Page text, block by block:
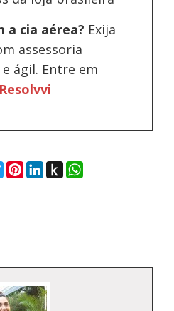
a cia aérea? Exija
assessoria
ágil. Entre em
Resolvvi
Twitter
Pinterest
LinkedIn
Push
to
WhatsApp